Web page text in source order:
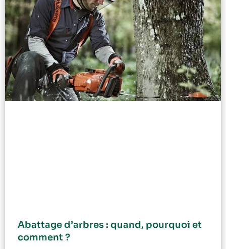
Abattage d’arbres : quand, pourquoi et
comment ?